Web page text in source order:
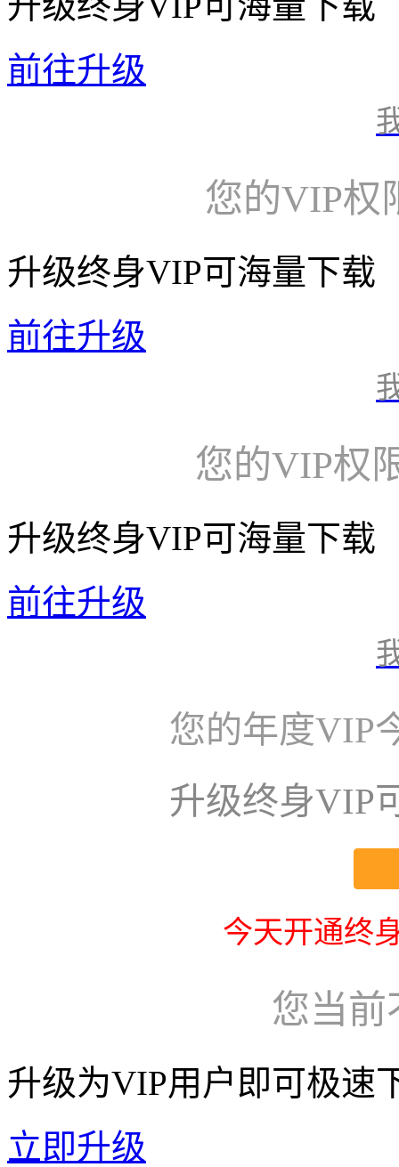
前往升级
您的VIP权
升级终身VIP可海量下载
前往升级
您的VIP权
升级终身VIP可海量下载
前往升级
您的年度VIP
升级终身VIP
今天开通终
您当前
升级为VIP用户即可极速
立即升级